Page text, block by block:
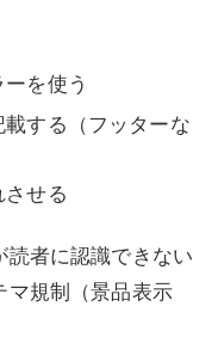
を使う
する（フッターな
せる
読者に認識できない
マ規制（景品表示